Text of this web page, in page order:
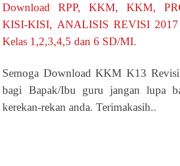
Download RPP, KKM, KKM,
KISI-KISI, ANALISIS REVISI 2017
Kelas 1,2,3,4,5 dan 6 SD/MI.
Semoga Download KKM K13 Revisi
bagi Bapak/Ibu guru jangan lupa
kerekan-rekan anda. Terimakasih..